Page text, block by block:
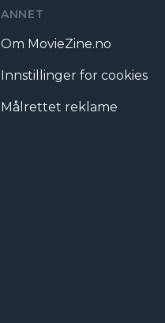
ANNET
Om MovieZine.no
Innstillinger for cookies
Målrettet reklame